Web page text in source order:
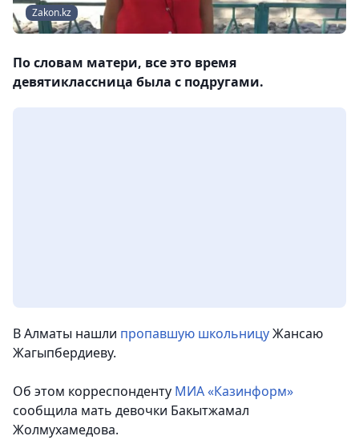
Zakon.kz
По словам матери, все это время
девятиклассница была с подругами.
В Алматы нашли пропавшую школьницуЖансаю
Жагыпбердиеву.
Об этом корреспонденту МИА «Казинформ»
сообщила мать девочки Бакытжамал
Жолмухамедова.